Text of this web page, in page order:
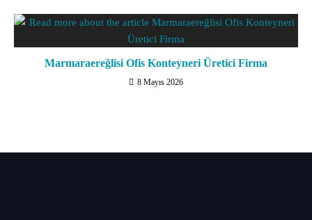
Marmaraereğlisi Ofis Konteyneri Üretici Firma
8 Mayıs 2026